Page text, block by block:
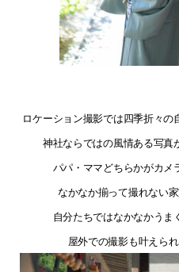
ロケーション撮影では四季折々の
神社ならではの風情ある写真
パパ・ママどちらかがカメ
なかなか揃って撮れない
自分たちではなかなかうま
屋外での撮影も叶えられ